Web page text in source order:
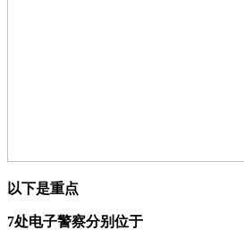
以下是重点
7处电子警察分别位于